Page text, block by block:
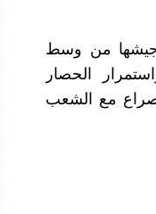
جيشها من وسط
الحصار
صراع مع الشعب